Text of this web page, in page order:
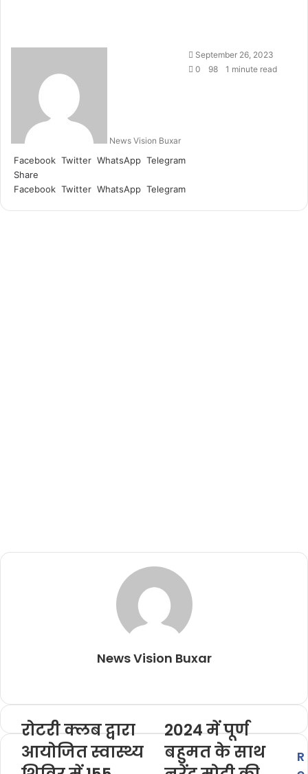
News Vision Buxar
September 26, 2023
0
98 1 minute read
Facebook Twitter WhatsApp Telegram
Share
Facebook Twitter WhatsApp Telegram
News Vision Buxar
s
रोटरी क्लब द्वारा
आयोजित स्वास्थ्य
2024 में पूर्ण
बहुमत के साथ
R